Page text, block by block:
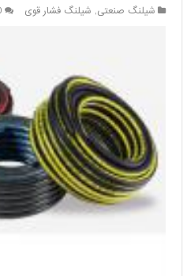
شیلنگ صنعتی, شیلنگ فشار قوی